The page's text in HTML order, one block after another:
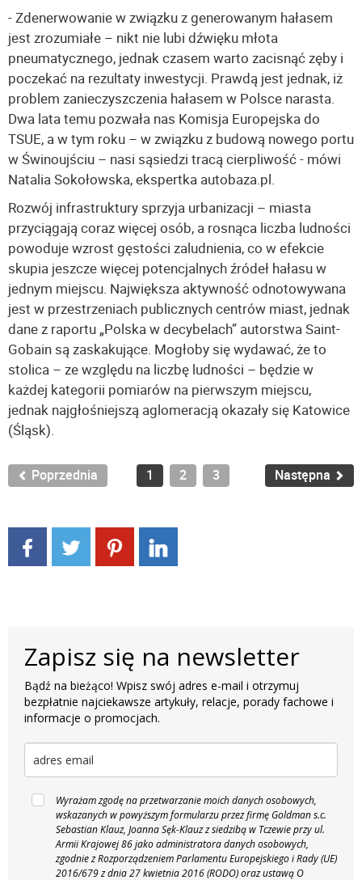
- Zdenerwowanie w związku z generowanym hałasem
jest zrozumiałe – nikt nie lubi dźwięku młota
pneumatycznego, jednak czasem warto zacisnąć zęby i
poczekać na rezultaty inwestycji. Prawdą jest jednak, iż
problem zanieczyszczenia hałasem w Polsce narasta.
Dwa lata temu pozwała nas Komisja Europejska do
TSUE, a w tym roku – w związku z budową nowego portu
w Świnoujściu – nasi sąsiedzi tracą cierpliwość - mówi
Natalia Sokołowska, ekspertka autobaza.pl.
Rozwój infrastruktury sprzyja urbanizacji – miasta
przyciągają coraz więcej osób, a rosnąca liczba ludności
powoduje wzrost gęstości zaludnienia, co w efekcie
skupia jeszcze więcej potencjalnych źródeł hałasu w
jednym miejscu. Największa aktywność odnotowywana
jest w przestrzeniach publicznych centrów miast, jednak
dane z raportu „Polska w decybelach” autorstwa Saint-
Gobain są zaskakujące. Mogłoby się wydawać, że to
stolica – ze względu na liczbę ludności – będzie w
każdej kategorii pomiarów na pierwszym miejscu,
jednak najgłośniejszą aglomeracją okazały się Katowice
(Śląsk).
Poprzednia 1 2 3 Następna
Zapisz się na newsletter
Bądź na bieżąco! Wpisz swój adres e-mail i otrzymuj
bezpłatnie najciekawsze artykuły, relacje, porady fachowe i
informacje o promocjach.
Wyrażam zgodę na przetwarzanie moich danych osobowych,
wskazanych w powyższym formularzu przez firmę Goldman s.c.
Sebastian Klauz, Joanna Sęk-Klauz z siedzibą w Tczewie przy ul.
Armii Krajowej 86 jako administratora danych osobowych,
zgodnie z Rozporządzeniem Parlamentu Europejskiego i Rady (UE)
2016/679 z dnia 27 kwietnia 2016 (RODO) oraz ustawą O